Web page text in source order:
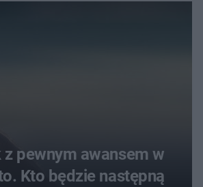
z pewnym awansem w
Kto będzie następną